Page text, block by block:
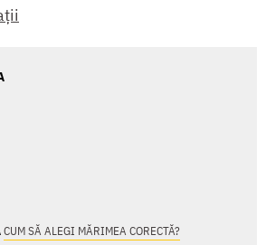
CUM SĂ ALEGI MĂRIMEA CORECTĂ?